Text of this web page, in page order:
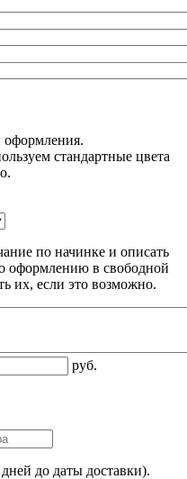
оформления.
стандартные цвета
по начинке и описать
оформлению в свободной
их, если это возможно.
руб.
до даты доставки).